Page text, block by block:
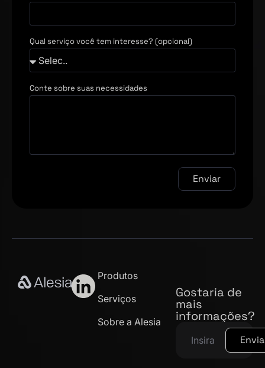
Qual serviço você tem interesse? (opcional)
Conte sobre suas necessidades
Enviar
Produtos
Serviços
Sobre a Alesia
Gostaria de
mais
informações?